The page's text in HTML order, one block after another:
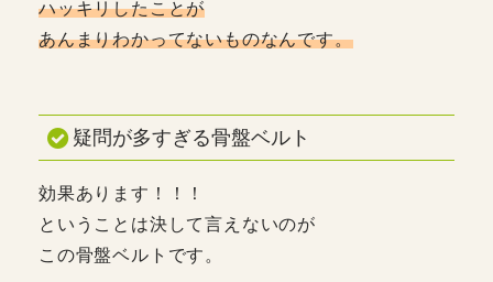
ハッキリしたことが
あんまりわかってないものなんです。
疑問が多すぎる骨盤ベルト
効果あります！！！
ということは決して言えないのが
この骨盤ベルトです。